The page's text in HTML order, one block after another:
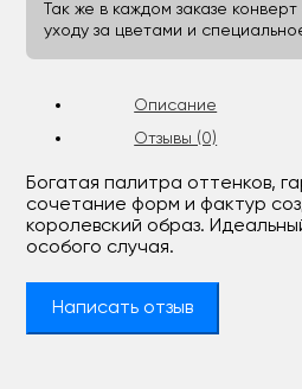
Так же в каждом заказе
уходу за цветами и
Описание
Отзывы (0)
Богатая палитра оттенков,
сочетание форм и фактур
королевский образ.
особого случая.
Написать отзыв